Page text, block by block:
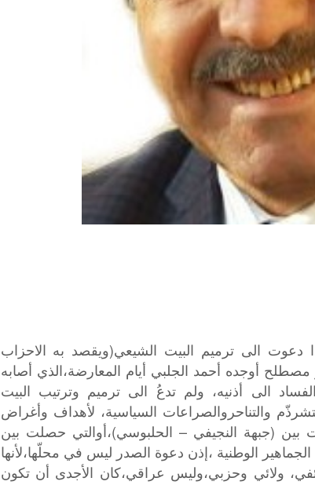
دعوت الى ترميم البيت الشيعي(ويقصد به
الاحزاب
مصطلح أوجده أحمد الجلبي أيام المعارضة،الذي
أصابه
الى أذنيه، ولم تدعُ الى ترميم وترتيب
البيت
والتناحروالصراعات السياسية، لأهداف وأغراض
بين (جبهة النجيفي – الحلبوسي)،أوالتي حصلت بين
الجماهير الوطنية ،إذن دعوة الصدر ليس في محلّها،لأنها
ولائي وحزبي،وليس عراقي،كان الأجدى أن تكون